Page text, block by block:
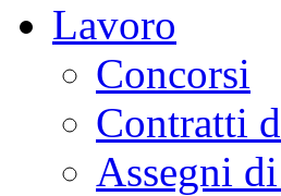
Lavoro
Concorsi
Contratti
Assegni